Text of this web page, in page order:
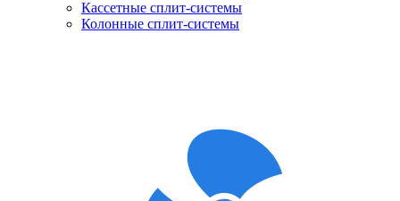
Кассетные сплит-системы
Колонные сплит-системы